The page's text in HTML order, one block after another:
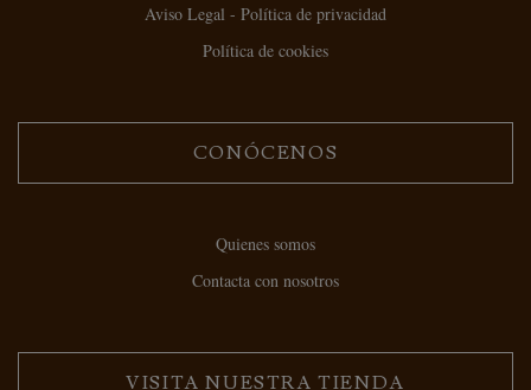
Aviso Legal - Política de privacidad
Política de cookies
CONÓCENOS
Quienes somos
Contacta con nosotros
VISITA NUESTRA TIENDA